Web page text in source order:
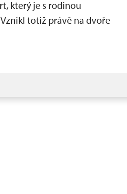
který je s rodinou
totiž právě na dvoře